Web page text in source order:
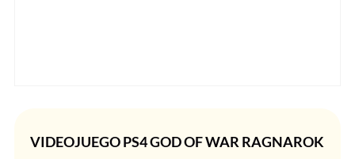
VIDEOJUEGO PS4 GOD OF WAR RAGNAROK